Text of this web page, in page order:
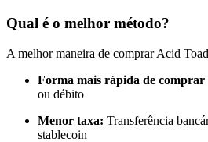
Torne-se um Trader de Cópias
Desfrute da partilha de lucros e
Qual é o melhor método?
A melhor maneira de comprar Acid
Forma mais rápida de
ou débito
Menor taxa: Transferência
stablecoin